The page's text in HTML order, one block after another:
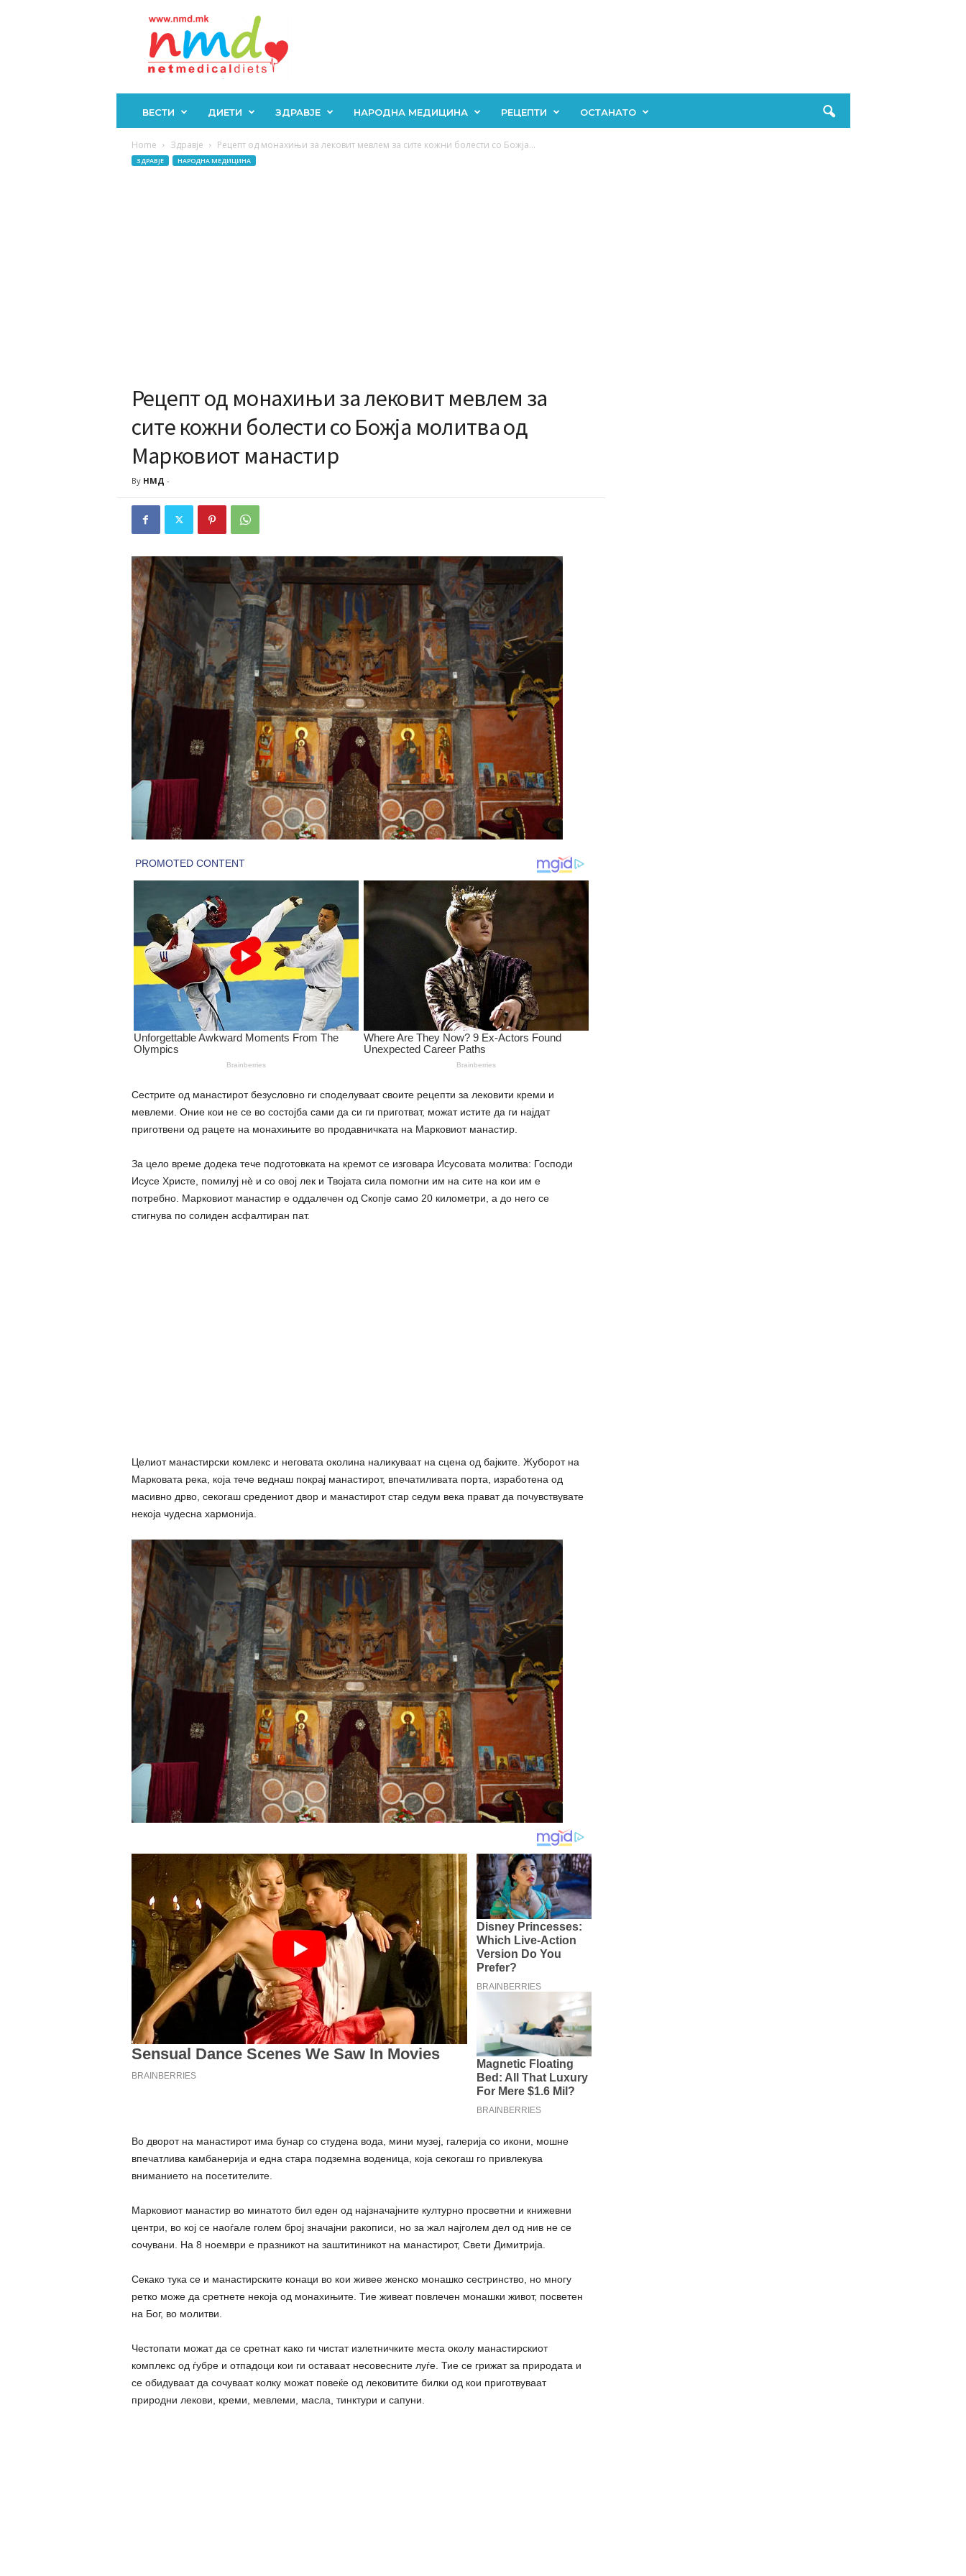
ВЕСТИ ДИЕТИ ЗДРАВЈЕ НАРОДНА МЕДИЦИНА РЕЦЕПТИ ОСТАНАТО
Home Здравје Рецепт од монахињи за лековит мевлем за сите кожни болести со Божја...
ЗДРАВЈЕ НАРОДНА МЕДИЦИНА
Рецепт од монахињи за лековит мевлем за
сите кожни болести со Божја молитва од
Марковиот манастир
By НМД -
Сестрите од манастирот безусловно ги споделуваат своите рецепти за лековити креми и
мевлеми. Оние кои не се во состојба сами да си ги приготват, можат истите да ги најдат
приготвени од рацете на монахињите во продавничката на Марковиот манастир.
За цело време додека тече подготовката на кремот се изговара Исусовата молитва: Господи
Исусе Христе, помилуј нè и со овој лек и Твојата сила помогни им на сите на кои им е
потребно. Марковиот манастир е оддалечен од Скопје само 20 километри, а до него се
стигнува по солиден асфалтиран пат.
Целиот манастирски комлекс и неговата околина наликуваат на сцена од бајките. Жуборот на
Марковата река, која тече веднаш покрај манастирот, впечатиливата порта, изработена од
масивно дрво, секогаш средениот двор и манастирот стар седум века прават да почувствувате
некоја чудесна хармонија.
Во дворот на манастирот има бунар со студена вода, мини музеј, галерија со икони, мошне
впечатлива камбанерија и една стара подземна воденица, која секогаш го привлекува
вниманието на посетителите.
Марковиот манастир во минатото бил еден од најзначајните културно просветни и книжевни
центри, во кој се наоѓале голем број значајни ракописи, но за жал најголем дел од нив не се
сочувани. На 8 ноември е празникот на заштитиникот на манастирот, Свети Димитрија.
Секако тука се и манастирските конаци во кои живее женско монашко сестринство, но многу
ретко може да сретнете некоја од монахињите. Тие живеат повлечен монашки живот, посветен
на Бог, во молитви.
Честопати можат да се сретнат како ги чистат излетничките места околу манастирскиот
комплекс од ѓубре и отпадоци кои ги оставаат несовесните луѓе. Тие се грижат за природата и
се обидуваат да сочуваат колку можат повеќе од лековитите билки од кои приготвуваат
природни лекови, креми, мевлеми, масла, тинктури и сапуни.